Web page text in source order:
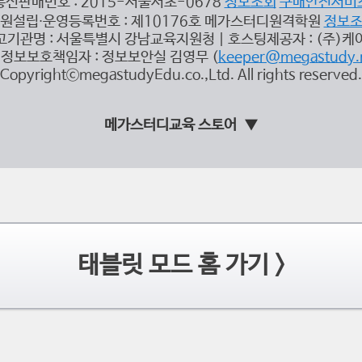
설립∙운영등록번호 : 제10176호 메가스터디원격학원 정보
기관명 : 서울특별시 강남교육지원청 | 호스팅제공자 : (주)케
보보호책임자 : 정보보안실 김영무 (
CopyrightⓒmegastudyEdu.co.,Ltd. All rights reserved.
메가스터디교육 스토어
태블릿 모드 홈 가기 >